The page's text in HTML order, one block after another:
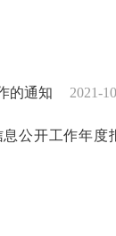
的通知 2021-
公开工作年度